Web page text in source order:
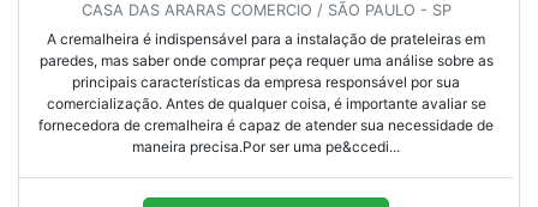
CASA DAS ARARAS COMERCIO / SÃO PAULO - SP
A cremalheira é indispensável para a instalação de prateleiras em
paredes, mas saber onde comprar peça requer uma análise sobre as
principais características da empresa responsável por sua
comercialização. Antes de qualquer coisa, é importante avaliar se
fornecedora de cremalheira é capaz de atender sua necessidade de
maneira precisa.Por ser uma pe&ccedi...